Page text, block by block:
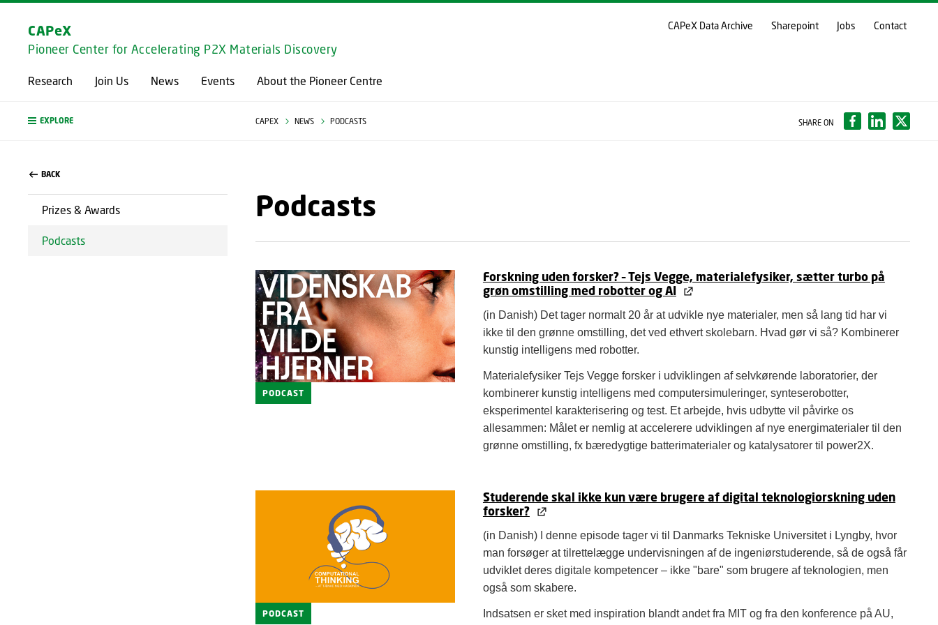
GO TO PRIMARY CONTENT (PRESS ENTER)
CAPeX
Pioneer Center for Accelerating P2X Materials Discovery
Research Join Us News Events About the Pioneer Centre
CAPeX Data Archive Sharepoint Jobs Contact
EXPLORE CAPEX NEWS PODCASTS SHARE ON
BACK
Prizes & Awards
Podcasts
Podcasts
PODCAST
Forskning uden forsker? – Tejs Vegge, materialefysiker, sætter turbo på
grøn omstilling med robotter og AI
(in Danish) Det tager normalt 20 år at udvikle nye materialer, men så lang tid har vi
ikke til den grønne omstilling, det ved ethvert skolebarn. Hvad gør vi så? Kombinerer
kunstig intelligens med robotter.
Materialefysiker Tejs Vegge forsker i udviklingen af selvkørende laboratorier, der
kombinerer kunstig intelligens med computersimuleringer, synteserobotter,
eksperimentel karakterisering og test. Et arbejde, hvis udbytte vil påvirke os
allesammen: Målet er nemlig at accelerere udviklingen af nye energimaterialer til den
grønne omstilling, fx bæredygtige batterimaterialer og katalysatorer til power2X.
PODCAST
Studerende skal ikke kun være brugere af digital teknologiorskning uden
forsker?
(in Danish) I denne episode tager vi til Danmarks Tekniske Universitet i Lyngby, hvor
man forsøger at tilrettelægge undervisningen af de ingeniørstuderende, så de også får
udviklet deres digitale kompetencer – ikke "bare" som brugere af teknologien, men
også som skabere.
Indsatsen er sket med inspiration blandt andet fra MIT og fra den konference på AU,